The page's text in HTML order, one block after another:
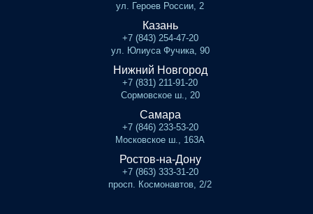
ул. Героев России, 2
Казань
+7 (843) 254-47-20
ул. Юлиуса Фучика, 90
Нижний Новгород
+7 (831) 211-91-20
Сормовское ш., 20
Самара
+7 (846) 233-53-20
Московское ш., 163А
Ростов-на-Дону
+7 (863) 333-31-20
просп. Космонавтов, 2/2